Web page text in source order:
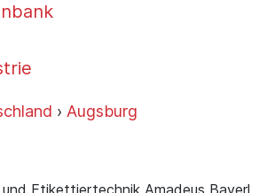
› Augsburg
Etikettiertechnik Amadeus Bayerl